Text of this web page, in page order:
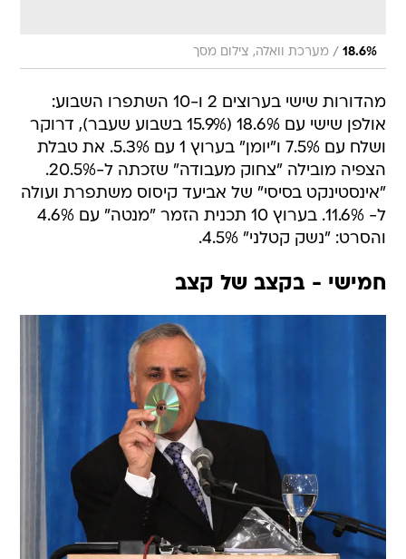
18.6%
/ מערכת וואלה, צילום מסך
מהדורות שישי בערוצים 2 ו-10 השתפרו השבוע:
אולפן שישי עם 18.6% (15.9% בשבוע שעבר), דרוקר
ושלח עם 7.5% ו"יומן" בערוץ 1 עם 5.3%. את טבלת
הצפיה מובילה "צחוק מעבודה" שזכתה ל-20.5%.
"אינסטינקט בסיסי" של אביעד קיסוס משתפרת ועולה
ל- 11.6%. בערוץ 10 תכנית הזמר "מנטה" עם 4.6%
והסרט: "נשק קטלני" 4.5%.
חמישי - בקצב של קצב